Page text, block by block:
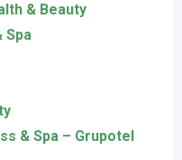
& Beauty
Spa
& Spa – Grupotel